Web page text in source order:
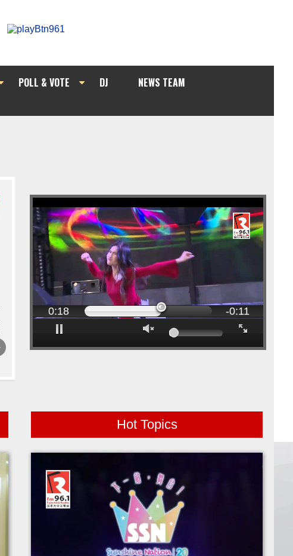
POLL & VOTE DJ
NEWS TEAM
Play Fullscreen
0:20 -0:09
Loaded:
0%
Progress:00:00
Mute
Hot Topics